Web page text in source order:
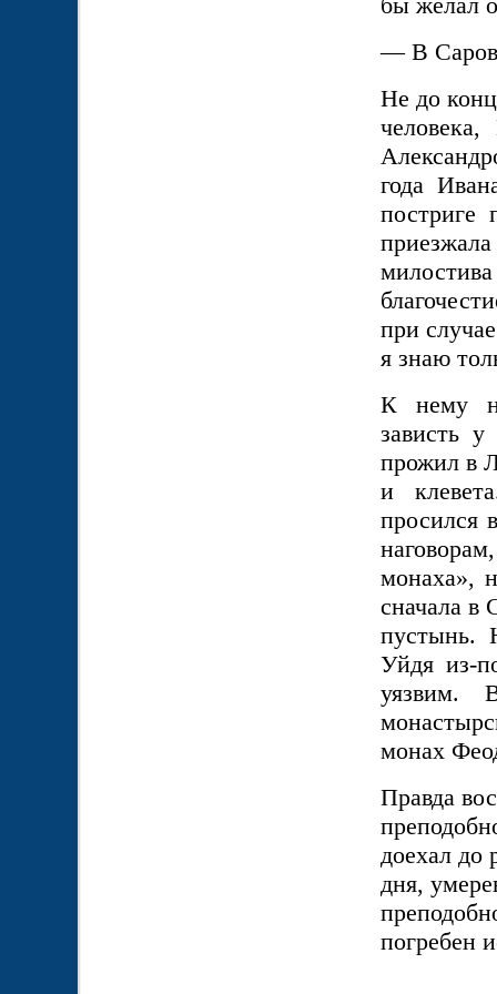
— В
Не до
года
постриге
при
я знаю
К нему
зависть
прожил в
и
просился
монаха»,
сначала в
пустынь.
Уйдя из-
уязвим.
монах
Правда
доехал до
дня,
погребен